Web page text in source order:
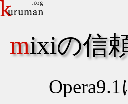
mixiの